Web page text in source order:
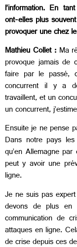
l’information. En
ont-elles plus
provoquer une chez
Mathieu Collet :Ma
provoque jamais de
faire par le passé,
concurrent il y a
travaillent, et un
un concurrent,
Ensuite je ne pense
Dans notre pays
qu’en Allemagne
peut y avoir une
ligne.
Je ne suis pas
devons de plus en
communication de
attaques en ligne.
de crise depuis ces